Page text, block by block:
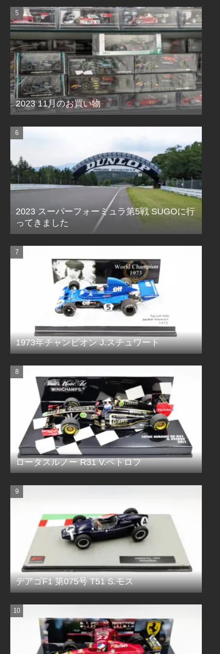
2023 11月のお買い物
2023 スーパーフォーミュラ第5戦 SUGOに行
ってきました
1973年チャンピオン J.スチュワート
ロータスルノー R31 V.ペトロフ
デアゴF1 第075号 T51 S.モス